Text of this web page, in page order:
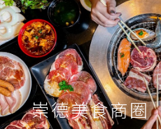
崇德美食商圈